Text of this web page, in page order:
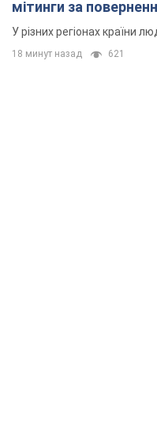
мітинги за
У різних регіонах країни
18 минут назад 621